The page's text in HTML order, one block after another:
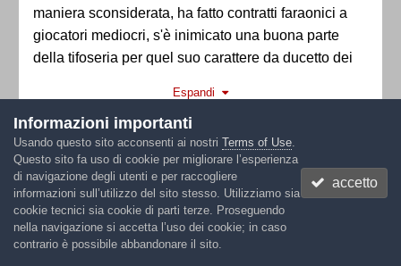
maniera sconsiderata, ha fatto contratti faraonici a
giocatori mediocri, s'è inimicato una buona parte
della tifoseria per quel suo carattere da ducetto dei
(come tutti i proprietari delle società de calcio, ma
questo è un altro discorso), tutto giusto; però me
viene da pisciamme sotto dalle risate quando leggo
discorsi relativi alla dignità che a tanti mancherebbe
perché decidono de seguì la neonata Nuova
Ternana, ma non era "solo per la maglia" o "solo per
i colori"? Mo non funziona più così? E un'ultima
Espandi
Bravo e basta !
tasso
Inviato26 Giugno
Informazioni importanti
Usando questo sito acconsenti ai nostri Terms of Use.
Questo sito fa uso di cookie per migliorare l’esperienza
di navigazione degli utenti e per raccogliere
informazioni sull’utilizzo del sito stesso. Utilizziamo sia
cookie tecnici sia cookie di parti terze. Proseguendo
nella navigazione si accetta l’uso dei cookie; in caso
contrario è possibile abbandonare il sito.
accetto